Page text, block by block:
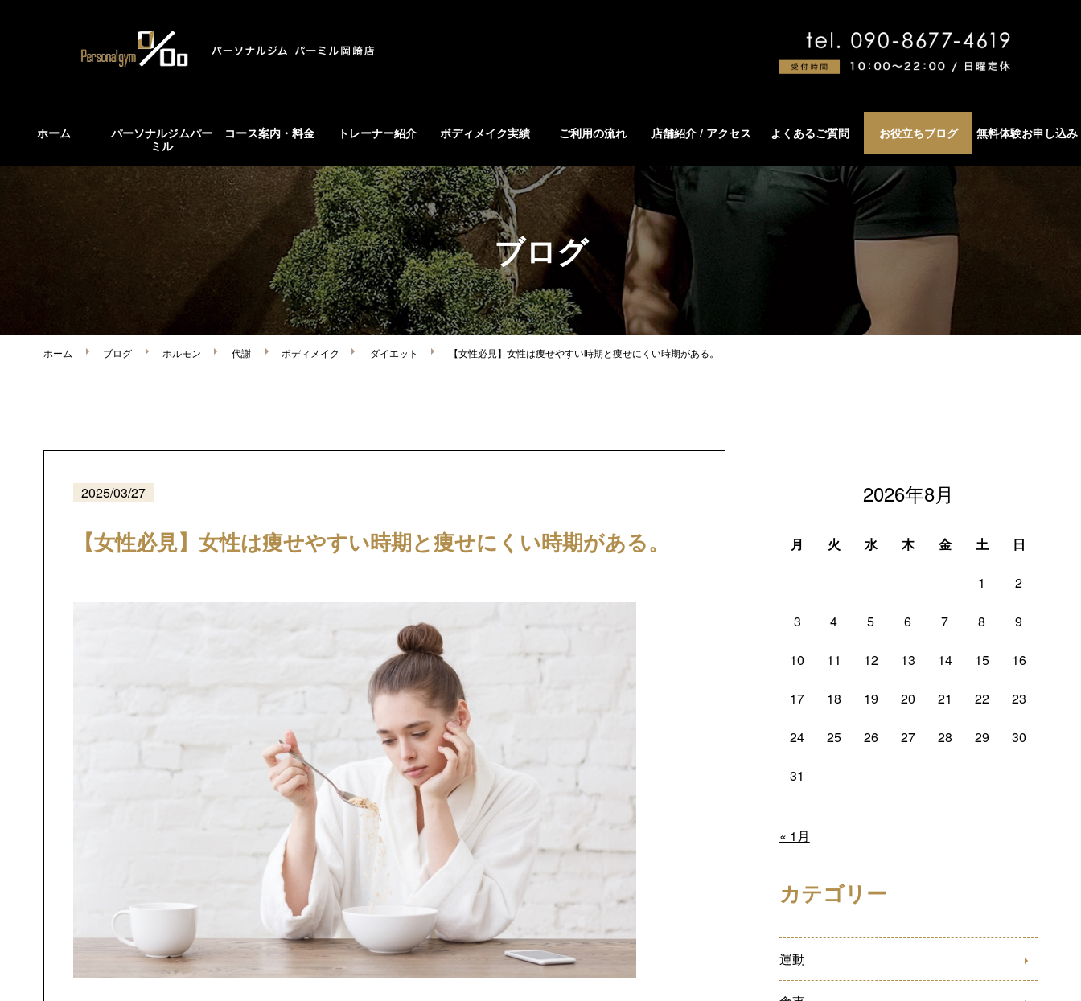
ホーム
パーソナルジムパー
ミル
コース案内・料金 トレーナー紹介 ボディメイク実績 ご利用の流れ 店舗紹介 / アクセス よくあるご質問 お役立ちブログ 無料体験お申し込み
ブログ
ホーム ブログ ホルモン 代謝 ボディメイク ダイエット 【女性必見】女性は痩せやすい時期と痩せにくい時期がある。
2025/03/27
【女性必見】女性は痩せやすい時期と痩せにくい時期がある。
2026年8月
月 火 水 木 金 土 日
1 2
3 4 5 6 7 8 9
10 11 12 13 14 15 16
17 18 19 20 21 22 23
24 25 26 27 28 29 30
31
« 1月
カテゴリー
運動